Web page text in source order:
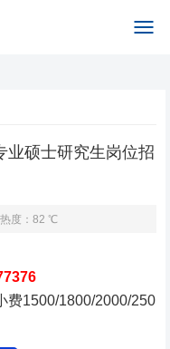
业硕士研究生岗位招
热度：82 ℃
费1500/1800/2000/250